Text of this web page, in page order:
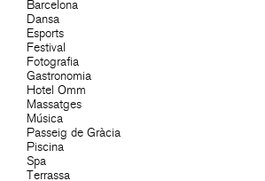
Barcelona
Dansa
Esports
Festival
Fotografia
Gastronomia
Hotel Omm
Massatges
Música
Passeig de Gràcia
Piscina
Spa
Terrassa